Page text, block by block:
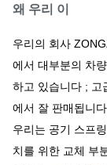
왜 우리 이
우리의 회사
에서 대부분의 차
하고 있습니다 ; 고
에서 잘 판매됩니다.
우리는 공기 스프
치를 위한 교체 부